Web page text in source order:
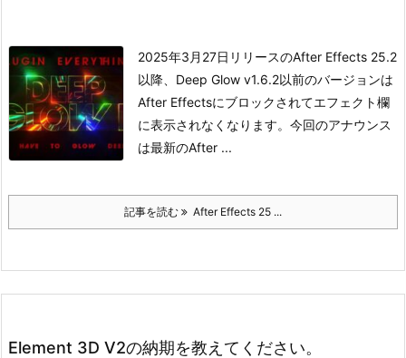
2025年3月27日リリースのAfter Effects 25.2
以降、Deep Glow v1.6.2以前のバージョンは
After Effectsにブロックされてエフェクト欄
に表示されなくなります。今回のアナウンス
は最新のAfter ...
記事を読む After Effects 25 ...
Element 3D V2の納期を教えてください。